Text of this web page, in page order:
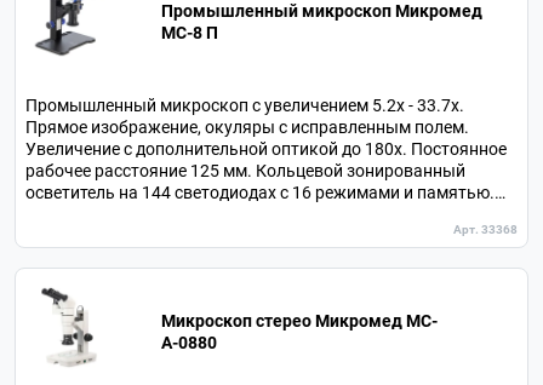
Промышленный микроскоп Микромед
MC-8 П
Промышленный микроскоп с увеличением 5.2х - 33.7х.
Прямое изображение, окуляры с исправленным полем.
Увеличение с дополнительной оптикой до 180х. Постоянное
рабочее расстояние 125 мм. Кольцевой зонированный
осветитель на 144 светодиодах с 16 режимами и памятью.
Арт. 33368
Микроскоп стерео Микромед MC-
А-0880